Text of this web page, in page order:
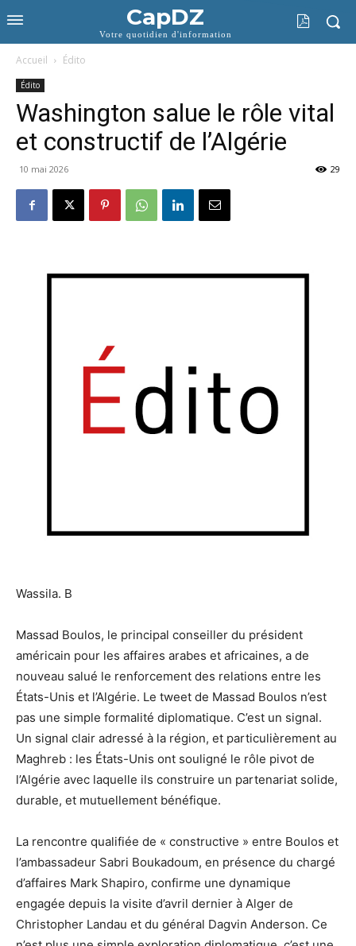
CapDZ
Votre quotidien d'information
Accueil Édito
Édito
Washington salue le rôle vital
et constructif de l’Algérie
10 mai 2026 29
Wassila. B
Massad Boulos, le principal conseiller du président
américain pour les affaires arabes et africaines, a de
nouveau salué le renforcement des relations entre les
États-Unis et l’Algérie. Le tweet de Massad Boulos n’est
pas une simple formalité diplomatique. C’est un signal.
Un signal clair adressé à la région, et particulièrement au
Maghreb : les États-Unis ont souligné le rôle pivot de
l’Algérie avec laquelle ils construire un partenariat solide,
durable, et mutuellement bénéfique.
La rencontre qualifiée de « constructive » entre Boulos et
l’ambassadeur Sabri Boukadoum, en présence du chargé
d’affaires Mark Shapiro, confirme une dynamique
engagée depuis la visite d’avril dernier à Alger de
Christopher Landau et du général Dagvin Anderson. Ce